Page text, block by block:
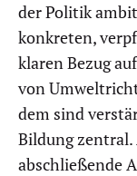
der Politik
konkreten,
klaren Bezug
von
dem sind
Bildung zentral.
abschließende